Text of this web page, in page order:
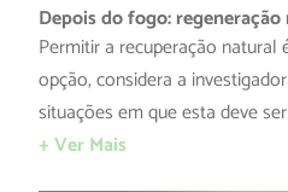
Depois do fogo:
Permitir a recuperação natural
opção, considera a
situações em que esta deve
+ Ver Mais